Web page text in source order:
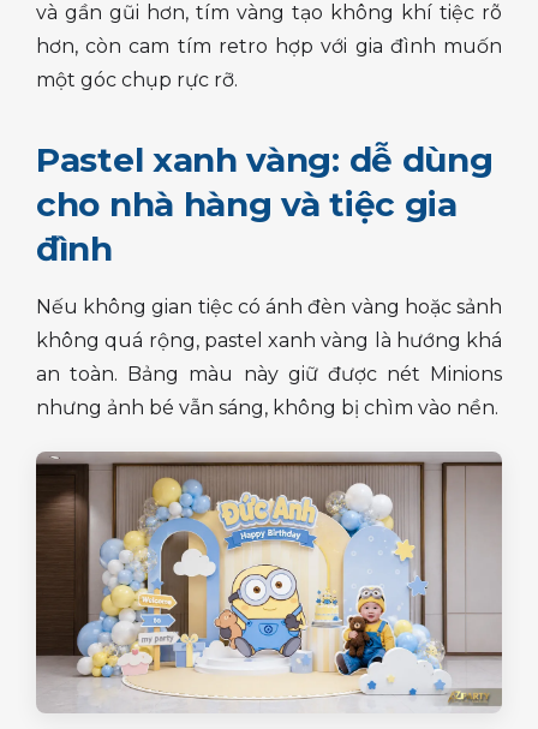
và gần gũi hơn, tím vàng tạo không khí tiệc rõ
hơn, còn cam tím retro hợp với gia đình muốn
một góc chụp rực rỡ.
Pastel xanh vàng: dễ dùng
cho nhà hàng và tiệc gia
đình
Nếu không gian tiệc có ánh đèn vàng hoặc sảnh
không quá rộng, pastel xanh vàng là hướng khá
an toàn. Bảng màu này giữ được nét Minions
nhưng ảnh bé vẫn sáng, không bị chìm vào nền.